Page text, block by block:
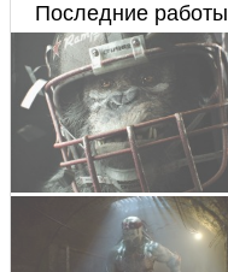
Последние работы